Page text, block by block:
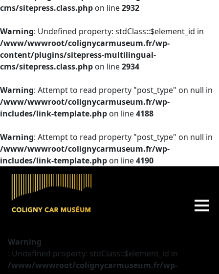
cms/sitepress.class.php on line2932
Warning: Undefined property: stdClass::$element_id in
/www/wwwroot/colignycarmuseum.fr/wp-
content/plugins/sitepress-multilingual-
cms/sitepress.class.php on line2934
Warning: Attempt to read property "post_type" on null in
/www/wwwroot/colignycarmuseum.fr/wp-
includes/link-template.php on line4188
Warning: Attempt to read property "post_type" on null in
/www/wwwroot/colignycarmuseum.fr/wp-
includes/link-template.php on line4190
Warning
: Undefined property: stdClass::$element_id in
/www/wwwroot/colignycarmuseum.fr/wp-